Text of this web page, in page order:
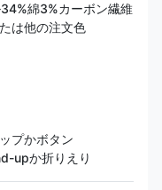
綿3%カーボン繊維
は他の注文色
プかボタン
upか折りえり